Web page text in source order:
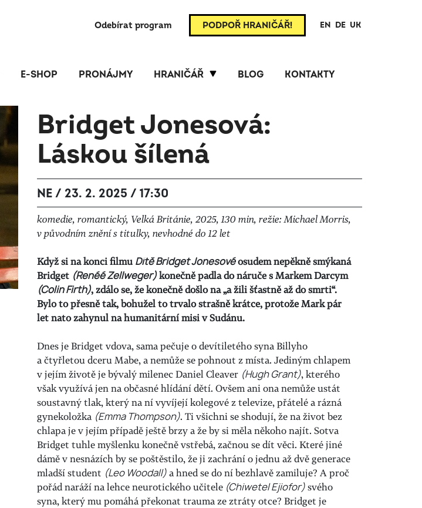
Odebírat program PODPOŘ HRANIČÁŘ! EN DE UK
E-SHOP PRONÁJMY HRANIČÁŘ BLOG KONTAKTY
Bridget Jonesová:
Láskou šílená
NE / 23. 2. 2025 / 17:30
komedie, romantický, Velká Británie, 2025, 130 min, režie: Michael Morris,
v původním znění s titulky, nevhodné do 12 let
Když si na konci filmu Dítě Bridget Jonesovéosudem nepěkně smýkaná
Bridget (Renéé Zellweger)konečně padla do náruče s Markem Darcym
(Colin Firth), zdálo se, že konečně došlo na „a žili šťastně až do smrti“.
Bylo to přesně tak, bohužel to trvalo strašně krátce, protože Mark pár
let nato zahynul na humanitární misi v Sudánu.
Dnes je Bridget vdova, sama pečuje o devítiletého syna Billyho
a čtyřletou dceru Mabe, a nemůže se pohnout z místa. Jediným chlapem
v jejím životě je bývalý milenec Daniel Cleaver (Hugh Grant), kterého
však využívá jen na občasné hlídání dětí. Ovšem ani ona nemůže ustát
soustavný tlak, který na ní vyvíjejí kolegové z televize, přátelé a rázná
gynekoložka (Emma Thompson). Ti všichni se shodují, že na život bez
chlapa je v jejím případě ještě brzy a že by si měla někoho najít. Sotva
Bridget tuhle myšlenku konečně vstřebá, začnou se dít věci. Které jiné
dámě v nesnázích by se poštěstilo, že ji zachrání o jednu až dvě generace
mladší student (Leo Woodall)a hned se do ní bezhlavě zamiluje? A proč
pořád naráží na lehce neurotického učitele (Chiwetel Ejiofor)svého
syna, který mu pomáhá překonat trauma ze ztráty otce? Bridget je